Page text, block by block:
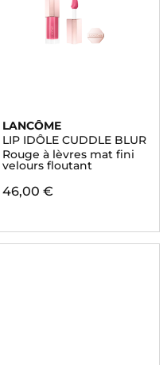
LANCÔME
LIP IDÔLE CUDDLE BLUR
Rouge à lèvres mat fini
velours floutant
46,00 €